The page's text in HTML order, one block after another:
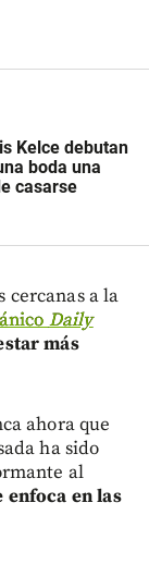
Kelce debutan
boda una
casarse
cercanas a la
Daily
más
ahora que
ha sido
al
enfoca en las